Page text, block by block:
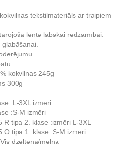
tekstilmateriāls ar traipiem
lente labākai redzamībai.
kokvilnas 245g
300g
:L-3XL izmēri
:S-M izmēri
R tipa 2. klase :izmēri L-3XL
O tipa 1. klase :S-M izmēri
dzeltena/melna